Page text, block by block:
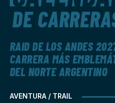
DE
AVENTURA / TRAIL
RAID DE LOS ANDES
CARRERA MÁS
DEL NORTE ARGENTINO